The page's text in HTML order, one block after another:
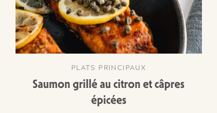
PLATS PRINCIPAUX
Saumon grillé au citron et câpres
épicées